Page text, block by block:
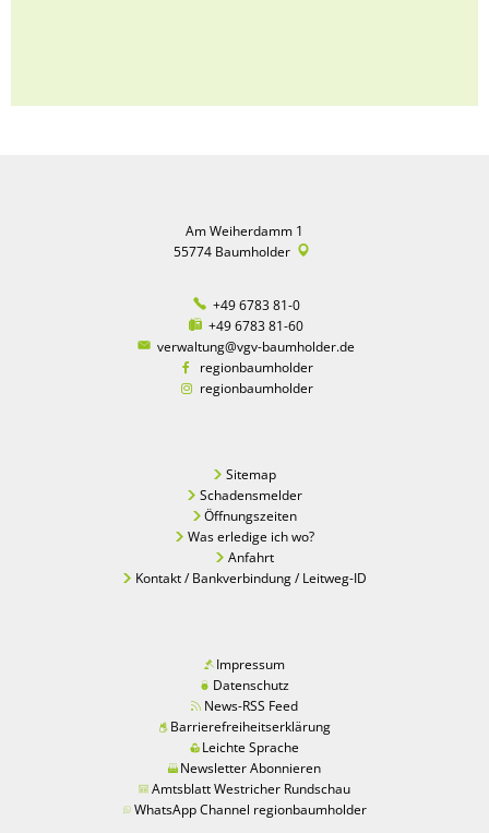
Am Weiherdamm 1
55774 Baumholder
+49 6783 81-0
+49 6783 81-60
verwaltung@vgv-baumholder.de
regionbaumholder
regionbaumholder
Sitemap
Schadensmelder
Öffnungszeiten
Was erledige ich wo?
Anfahrt
Kontakt / Bankverbindung / Leitweg-ID
Impressum
Datenschutz
News-RSS Feed
Barrierefreiheitserklärung
Leichte Sprache
Newsletter Abonnieren
Amtsblatt Westricher Rundschau
WhatsApp Channel regionbaumholder